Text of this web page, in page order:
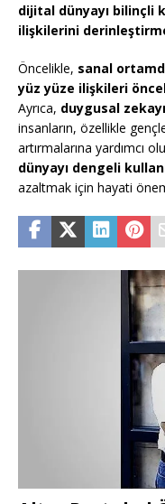
dijital dünyayı bilinçli
ilişkilerini
Öncelikle, sanal
yüz yüze ilişkileri
Ayrıca, duygusal
insanların, özellikle
artırmalarına yardımcı
dünyayı dengeli
azaltmak için hayati